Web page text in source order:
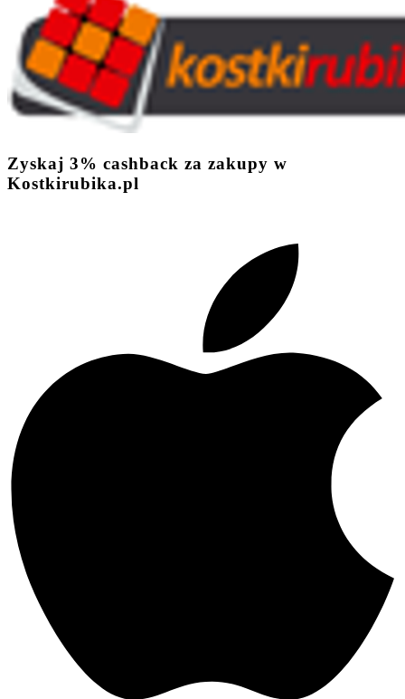
Zyskaj 3% cashback za zakupy w
Kostkirubika.pl